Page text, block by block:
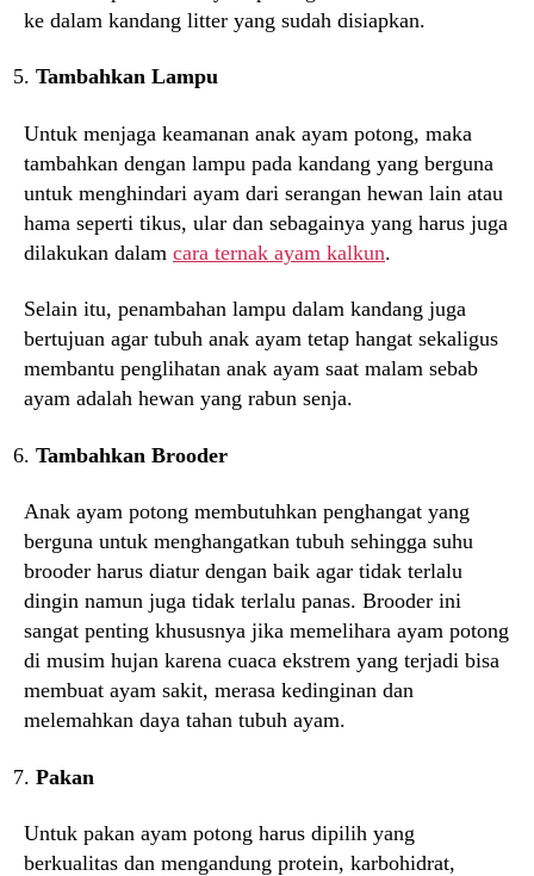
ke dalam kandang litter yang sudah disiapkan.
Tambahkan Lampu
Untuk menjaga keamanan anak ayam potong, maka
tambahkan dengan lampu pada kandang yang berguna
untuk menghindari ayam dari serangan hewan lain atau
hama seperti tikus, ular dan sebagainya yang harus juga
dilakukan dalam cara ternak ayam kalkun.
Selain itu, penambahan lampu dalam kandang juga
bertujuan agar tubuh anak ayam tetap hangat sekaligus
membantu penglihatan anak ayam saat malam sebab
ayam adalah hewan yang rabun senja.
Tambahkan Brooder
Anak ayam potong membutuhkan penghangat yang
berguna untuk menghangatkan tubuh sehingga suhu
brooder harus diatur dengan baik agar tidak terlalu
dingin namun juga tidak terlalu panas. Brooder ini
sangat penting khususnya jika memelihara ayam potong
di musim hujan karena cuaca ekstrem yang terjadi bisa
membuat ayam sakit, merasa kedinginan dan
melemahkan daya tahan tubuh ayam.
Pakan
Untuk pakan ayam potong harus dipilih yang
berkualitas dan mengandung protein, karbohidrat,